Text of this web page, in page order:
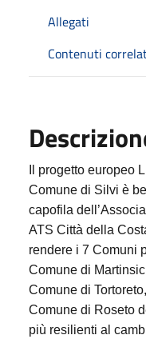
Allegati
Contenuti
Il progetto europeo
Comune di Silvi è
capofila
ATS Città della
rendere i 7 Comuni
Comune di
Comune di
Comune di Roseto
più resilienti al